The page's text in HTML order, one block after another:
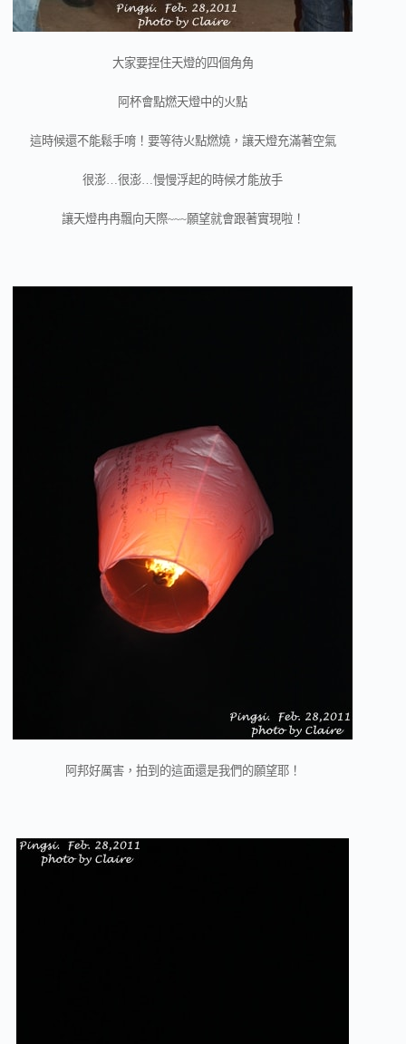
大家要捏住天燈的四個角角
阿杯會點燃天燈中的火點
這時候還不能鬆手唷！要等待火點燃燒，讓天燈充滿著空氣
很澎…很澎…慢慢浮起的時候才能放手
讓天燈冉冉飄向天際~~~願望就會跟著實現啦！
阿邦好厲害，拍到的這面還是我們的願望耶！